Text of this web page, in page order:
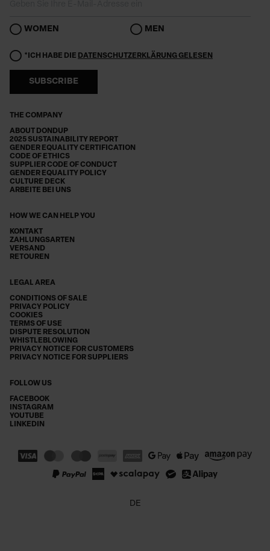
THE COMPANY
ABOUT DONDUP
2025 SUSTAINABILITY REPORT
GENDER EQUALITY CERTIFICATION
CODE OF ETHICS
SUPPLIER CODE OF CONDUCT
GENDER EQUALITY POLICY
CULTURE DECK
ARBEITE BEI UNS
HOW WE CAN HELP YOU
KONTAKT
ZAHLUNGSARTEN
VERSAND
RETOUREN
LEGAL AREA
CONDITIONS OF SALE
PRIVACY POLICY
COOKIES
TERMS OF USE
DISPUTE RESOLUTION
WHISTLEBLOWING
PRIVACY NOTICE FOR CUSTOMERS
PRIVACY NOTICE FOR SUPPLIERS
FOLLOW US
FACEBOOK
INSTAGRAM
YOUTUBE
LINKEDIN
WOMEN MEN
*ICH HABE DIE DATENSCHUTZERKLÄRUNG GELESEN
SUBSCRIBE
DE